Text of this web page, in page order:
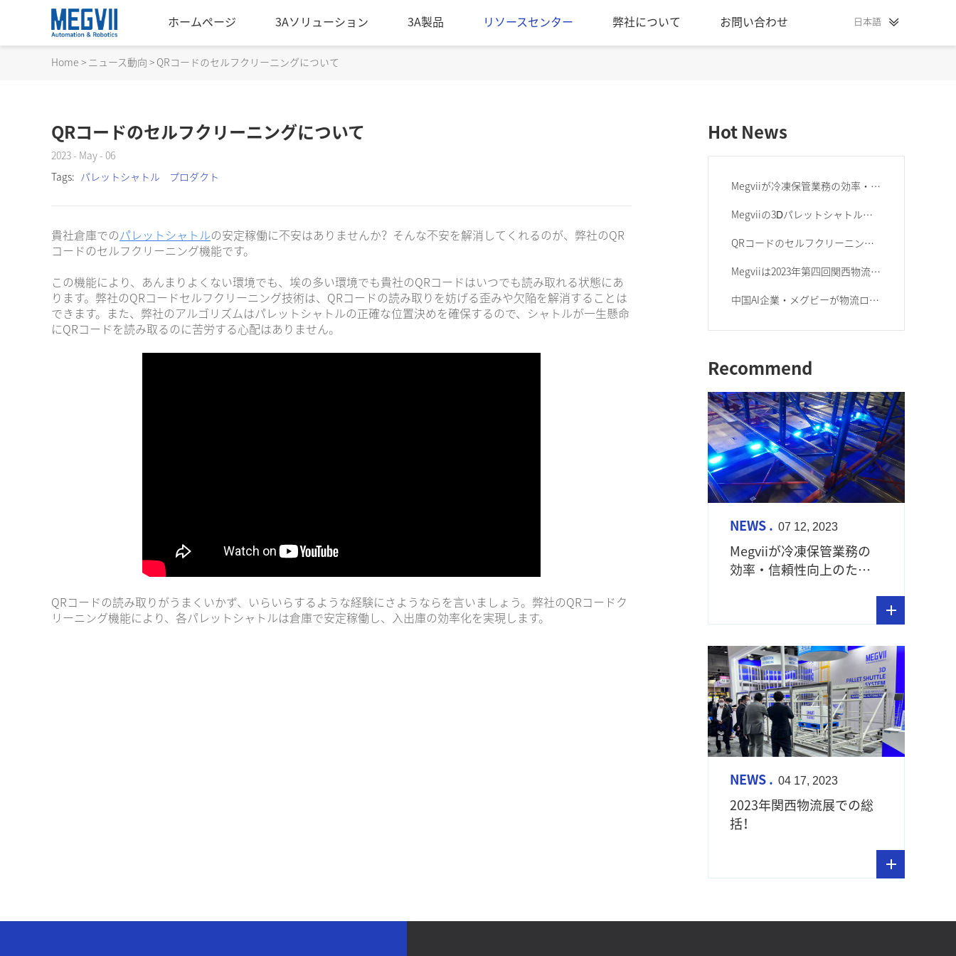
ホームページ 3Aソリューション 3A製品 リソースセンター 弊社について お問い合わせ 日本語
Home > ニュース動向 > QRコードのセルフクリーニングについて
QRコードのセルフクリーニングについて
2023 - May - 06
Tags: パレットシャトル プロダクト
貴社倉庫でのパレットシャトルの安定稼働に不安はありませんか？そんな不安を解消してくれるのが、弊社のQR
コードのセルフクリーニング機能です。
この機能により、あんまりよくない環境でも、埃の多い環境でも貴社のQRコードはいつでも読み取れる状態にあ
ります。弊社のQRコードセルフクリーニング技術は、QRコードの読み取りを妨げる歪みや欠陥を解消することは
できます。また、弊社のアルゴリズムはパレットシャトルの正確な位置決めを確保するので、シャトルが一生懸命
にQRコードを読み取るのに苦労する心配はありません。
QRコードの読み取りがうまくいかず、いらいらするような経験にさようならを言いましょう。弊社のQRコードク
リーニング機能により、各パレットシャトルは倉庫で安定稼働し、入出庫の効率化を実現します。
Hot News
Megviiが冷凍保管業務の効率・信頼性向上のための 自動化システム「冷凍保管ホワイトペーパー」を発表
Megviiの3Ⅾパレットシャトルシステムは SGS様からCEフル指令認定証を取得
QRコードのセルフクリーニングについて
Megviiは2023年第四回関西物流展に出展しました
中国AI企業・メグビーが物流ロボット市場に参入加速...「最もハードなAI企業」を標榜
Recommend
NEWS . 07 12, 2023
Megviiが冷凍保管業務の
効率・信頼性向上のため
を発表
NEWS . 04 17, 2023
2023年関西物流展での総
括！